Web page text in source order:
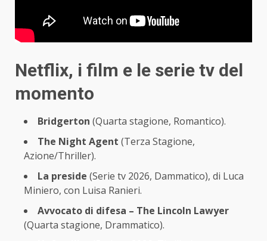
Netflix, i film e le serie tv del
momento
Bridgerton (Quarta stagione, Romantico).
The Night Agent (Terza Stagione,
Azione/Thriller).
La preside (Serie tv 2026, Dammatico), di Luca
Miniero, con Luisa Ranieri.
Avvocato di difesa – The Lincoln Lawyer
(Quarta stagione, Drammatico).